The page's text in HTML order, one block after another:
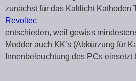
zunächst für das Kaltlicht Kathoden
Revoltec
entschieden, weil gewiss
Modder auch KK’s (Abkürzung für
Innenbeleuchtung des PCs einsetzt